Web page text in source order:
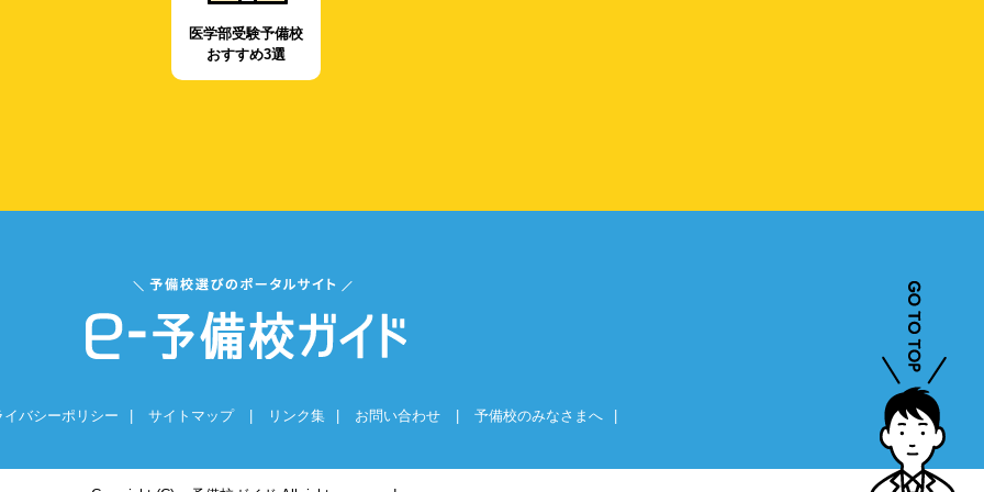
医学部受験予備校
おすすめ3選
イバシーポリシー サイトマップ リンク集 お問い合わせ 予備校のみなさまへ